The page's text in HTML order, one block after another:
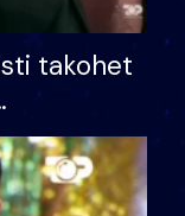
takohet
letër